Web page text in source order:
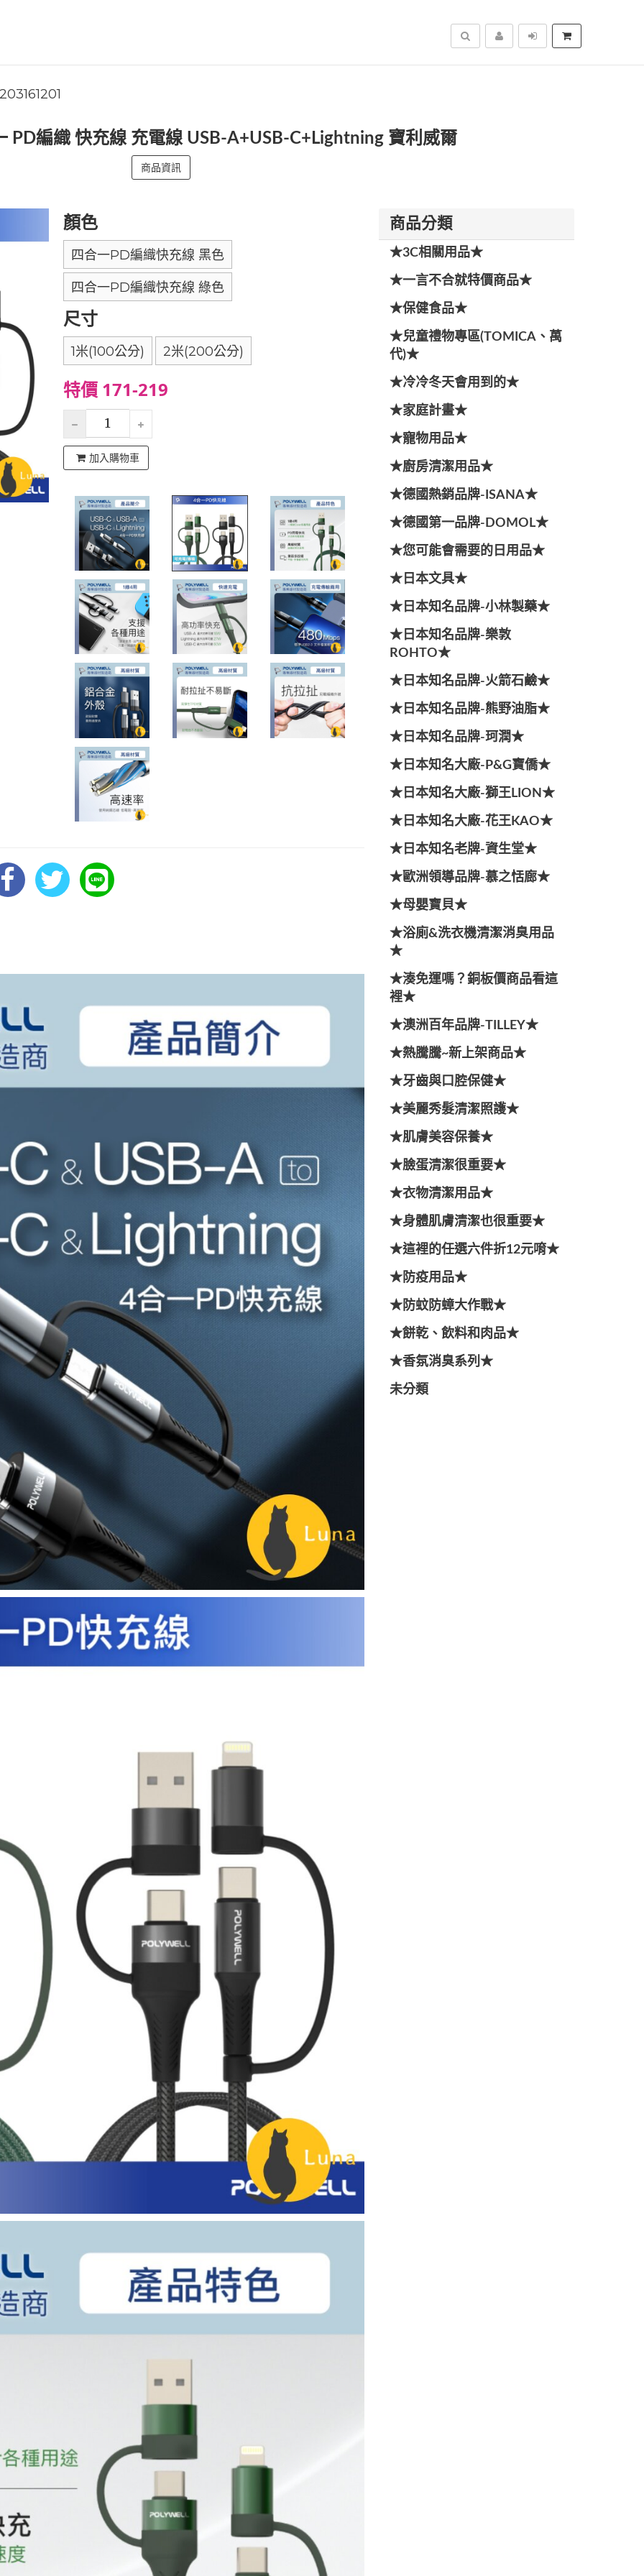
搜尋
PD編織 快充線 充電線 USB-A+USB-C+Lightning 寶利威爾
商品資訊
顏色
四合一PD編織快充線 黑色
四合一PD編織快充線 綠色
尺寸
1米(100公分) 2米(200公分)
特價 171-219
加入購物車
商品分類
★3C相關用品★
★一言不合就特價商品★
★保健食品★
★兒童禮物專區(TOMICA、萬
代)★
★冷冷冬天會用到的★
★家庭計畫★
★寵物用品★
★廚房清潔用品★
★德國熱銷品牌-ISANA★
★德國第一品牌-DOMOL★
★您可能會需要的日用品★
★日本文具★
★日本知名品牌-小林製藥★
★日本知名品牌-樂敦
ROHTO★
★日本知名品牌-火箭石鹼★
★日本知名品牌-熊野油脂★
★日本知名品牌-珂潤★
★日本知名大廠-P&G寶僑★
★日本知名大廠-獅王LION★
★日本知名大廠-花王KAO★
★日本知名老牌-資生堂★
★歐洲領導品牌-慕之恬廊★
★母嬰寶貝★
★浴廁&洗衣機清潔消臭用品
★
★湊免運嗎？銅板價商品看這
裡★
★澳洲百年品牌-TILLEY★
★熱騰騰~新上架商品★
★牙齒與口腔保健★
★美麗秀髮清潔照護★
★肌膚美容保養★
★臉蛋清潔很重要★
★衣物清潔用品★
★身體肌膚清潔也很重要★
★這裡的任選六件折12元唷★
★防疫用品★
★防蚊防蟑大作戰★
★餅乾、飲料和肉品★
★香氛消臭系列★
未分類